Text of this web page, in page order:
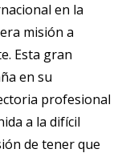
en la
misión a
Esta gran
en su
profesional
a la difícil
de tener que